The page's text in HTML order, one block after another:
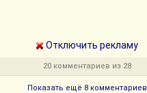
Отключить рекламу
20 комментариев из 28
Показать ещё 8 комментариев